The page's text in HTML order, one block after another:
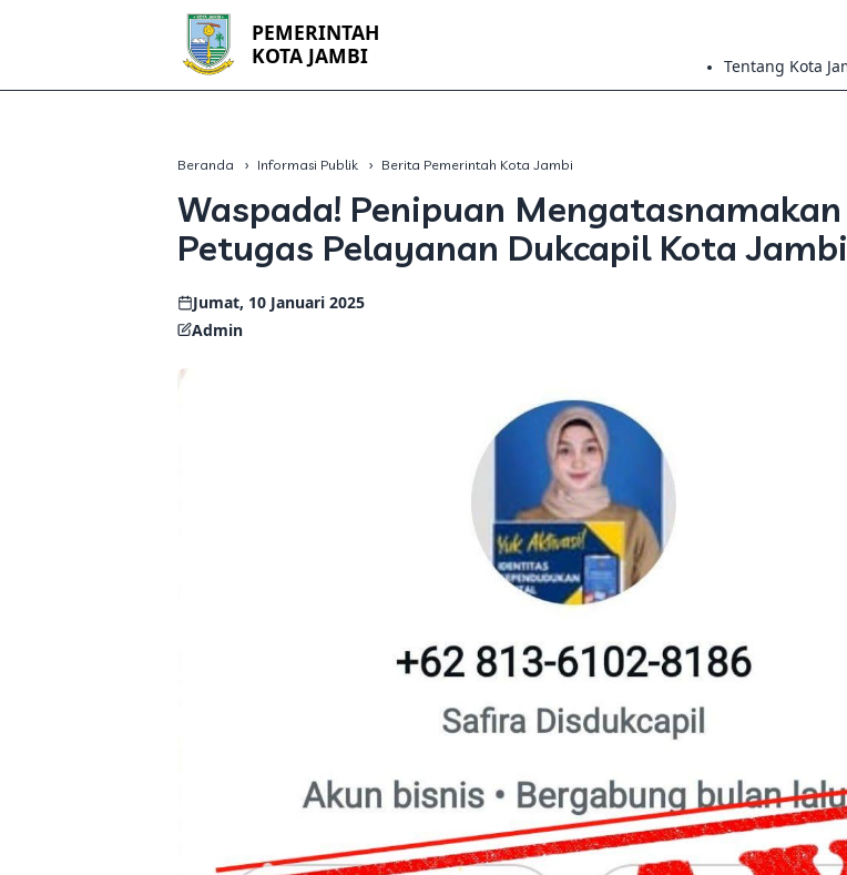
PEMERINTAH
KOTA JAMBI
Tentang Kota
Beranda Informasi Publik Berita Pemerintah Kota Jambi
Waspada! Penipuan Mengatasnamakan
Petugas Pelayanan Dukcapil Kota Jambi
Jumat, 10 Januari 2025
Admin